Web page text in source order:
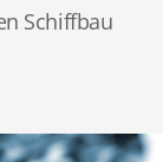
Schiffbau